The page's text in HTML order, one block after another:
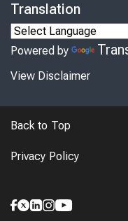
Translation
Powered by
View Disclaimer
Back to Top
Privacy Policy